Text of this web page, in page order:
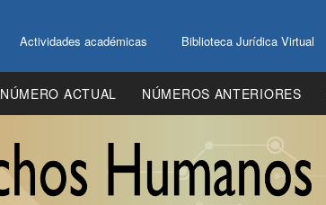
Actividades académicas Biblioteca Jurídica Virtual
NÚMERO ACTUAL NÚMEROS ANTERIORES